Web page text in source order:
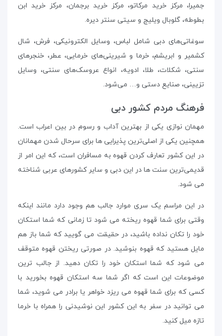
جمیرا، مرکز خرید مرکاتو، مرکز خرید برجمان، مرکز خرید ابن
بطوطه، گلوبال ویلیج و سیتی سنتر دیره.
سوغاتی‌های دبی شامل لباس، وسایل الکترونیکی، فرش، شال
کشمیر و ابریشم، خرما و شیرینی‌های خرمایی، عطر، خنجرهای
سنتی، شکلات، طلا، ادویه، انواع عروسک‌های سنتی، وسایل
تزیینی، صنایع دستی و… می‌شود.
فرهنگ مردم کشور دبی
مهمان نوازی یکی از بهترین آداب و رسوم در بین اعراب است.
همچنین یکی از اصلی‌ترین پذیرایی ها برای سرحال شدن مهمانان
در این کشور تعارف کردن قهوه به مسافران است، که این امر از
قدیمی‌ترین سنت ها در این دبی و سایر کشورهای عربی شناخته
می شود.
در این مراسم یک سری موارد جالب هم وجود دارد مانند اینکه
وقتی برای شما قهوه ریخته می شود تا زمانی که شما استکان
خود را تکان نداده باشید، در حقیقت می گویید که شما باز هم
مایل هستید که قهوه بنوشید. در صورتی ریختن قهوه متوقف
می‌ شود که شما استکان خود را تکان دهید. از جالب ترین
موضوعات این است که اگر شما سه استکان قهوه بخورید با
کسی که برای شما قهوه می ریزد خواهر یا برادر می‌ شوید، شما
می توانید در سفر به این کشور این نوشیدنی را همراه با خرما
تازه میل کنید.